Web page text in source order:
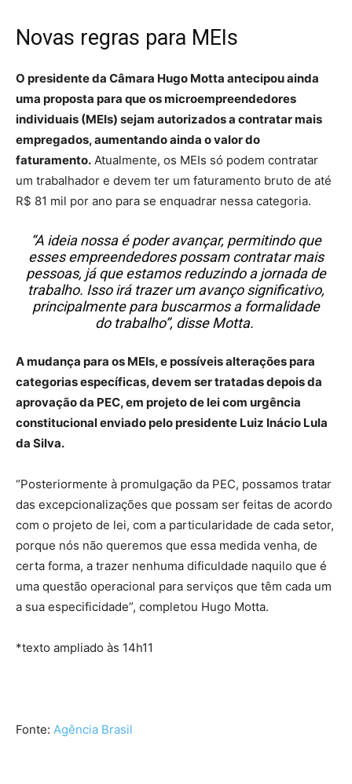
Novas regras para MEIs
O presidente da Câmara Hugo Motta antecipou ainda
uma proposta para que os microempreendedores
individuais (MEIs) sejam autorizados a contratar mais
empregados, aumentando ainda o valor do
faturamento. Atualmente, os MEIs só podem contratar
um trabalhador e devem ter um faturamento bruto de até
R$ 81 mil por ano para se enquadrar nessa categoria.
“A ideia nossa é poder avançar, permitindo que
esses empreendedores possam contratar mais
pessoas, já que estamos reduzindo a jornada de
trabalho. Isso irá trazer um avanço significativo,
principalmente para buscarmos a formalidade
do trabalho”, disse Motta.
A mudança para os MEIs, e possíveis alterações para
categorias específicas, devem ser tratadas depois da
aprovação da PEC, em projeto de lei com urgência
constitucional enviado pelo presidente Luiz Inácio Lula
da Silva.
“Posteriormente à promulgação da PEC, possamos tratar
das excepcionalizações que possam ser feitas de acordo
com o projeto de lei, com a particularidade de cada setor,
porque nós não queremos que essa medida venha, de
certa forma, a trazer nenhuma dificuldade naquilo que é
uma questão operacional para serviços que têm cada um
a sua especificidade”, completou Hugo Motta.
*texto ampliado às 14h11
Fonte: Agência Brasil